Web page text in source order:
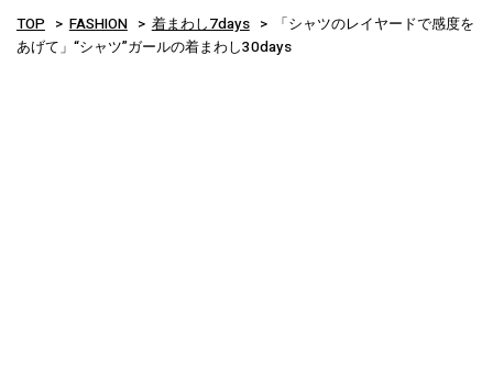
TOP FASHION 着まわし7days
「シャツのレイヤードで感度を
あげて」“シャツ”ガールの着まわし30days